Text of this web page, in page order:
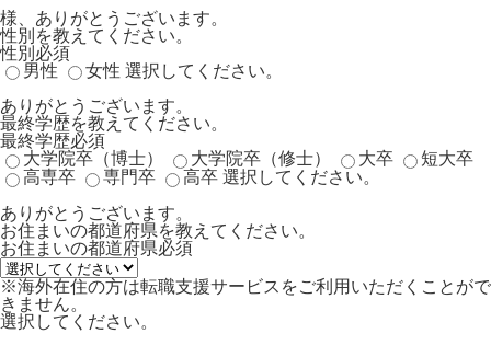
様、ありがとうございます。
性別を教えてください。
性別 必須
男性
女性 選択してください。
ありがとうございます。
最終学歴を教えてください。
最終学歴必須
大学院卒（博士）
大学院卒（修士） 大卒
短大卒
高専卒
専門卒 高卒 選択してください。
ありがとうございます。
お住まいの都道府県を教えてください。
お住まいの都道府県必須
※海外在住の方は転職支援サービスをご利用いただくことがで
きません。
選択してください。